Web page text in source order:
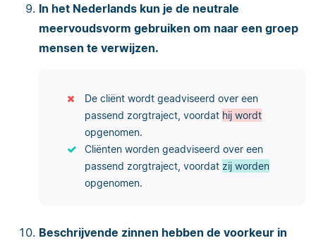
In het Nederlands kun je de neutrale
meervoudsvorm gebruiken om naar een groep
mensen te verwijzen.
De cliënt wordt geadviseerd over een
passend zorgtraject, voordat hij wordt
opgenomen.
Cliënten worden geadviseerd over een
passend zorgtraject, voordat zij worden
opgenomen.
Beschrijvende zinnen hebben de voorkeur in